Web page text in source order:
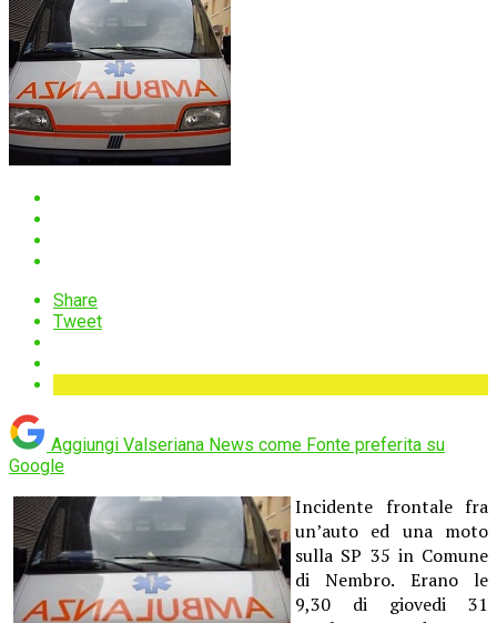
Share
Tweet
Aggiungi Valseriana News come Fonte preferita su
Google
Incidente frontale fra
un’auto ed una moto
sulla SP 35 in Comune
di Nembro. Erano le
9,30 di giovedi 31